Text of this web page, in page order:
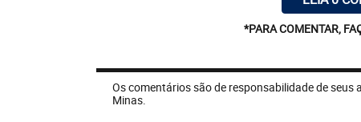
*PARA COMENTAR,
Os comentários são de responsabilidade de
Minas.